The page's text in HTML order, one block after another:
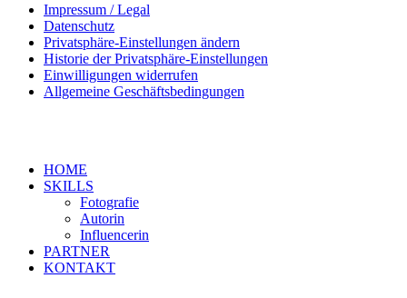
Impressum / Legal
Datenschutz
Privatsphäre-Einstellungen ändern
Historie der Privatsphäre-Einstellungen
Einwilligungen widerrufen
Allgemeine Geschäftsbedingungen
HOME
SKILLS
Fotografie
Autorin
Influencerin
PARTNER
KONTAKT